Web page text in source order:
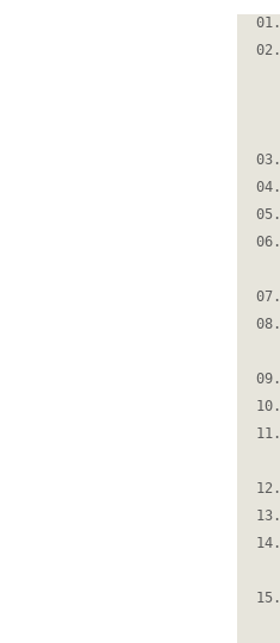
01.
02.
03.
04.
05.
06.
07.
08.
09.
10.
11.
12.
13.
14.
15.